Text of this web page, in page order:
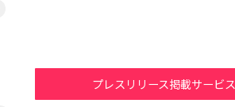
プレスリリース掲載サービス